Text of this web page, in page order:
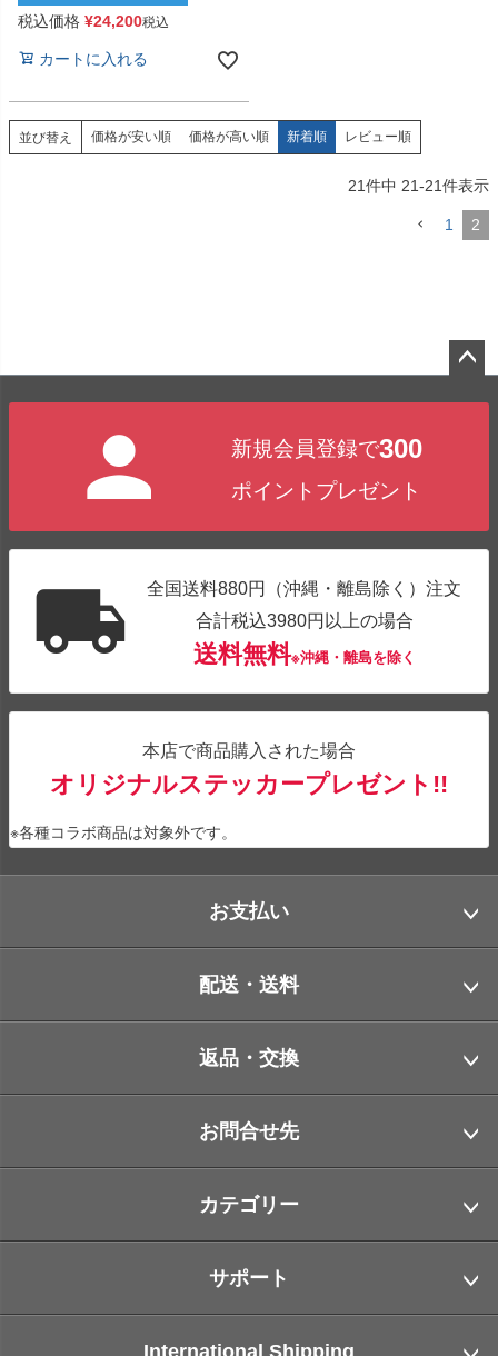
税込価格 ¥24,200税込
カートに入れる
並び替え 価格が安い順 価格が高い順 新着順 レビュー順
21件中 21-21件表示
1 2
新規会員登録で300
ポイントプレゼント
全国送料880円（沖縄・離島除く）注文
合計税込3980円以上の場合
送料無料※沖縄・離島を除く
本店で商品購入された場合
オリジナルステッカープレゼント!!
※各種コラボ商品は対象外です。
お支払い
配送・送料
返品・交換
お問合せ先
カテゴリー
サポート
International Shipping